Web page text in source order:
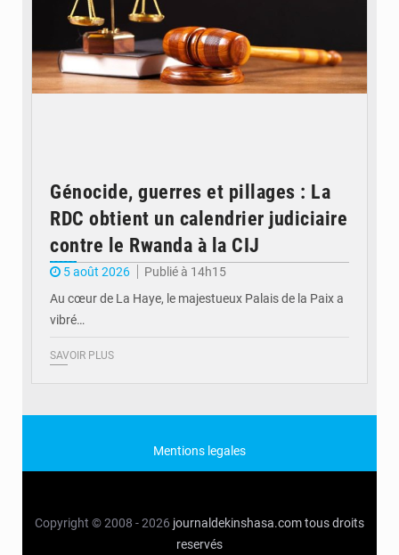
Génocide, guerres et pillages : La
RDC obtient un calendrier judiciaire
contre le Rwanda à la CIJ
5 août 2026
Publié à 14h15
Au cœur de La Haye, le majestueux Palais de la Paix a
vibré…
SAVOIR PLUS
Mentions legales
Copyright © 2008 - 2026 journaldekinshasa.comtous droits
reservés